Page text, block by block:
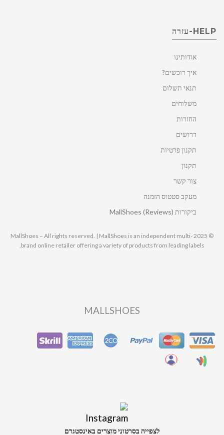
HELP-עזרה
אודותינו
איך רוכשים?
תנאי תשלום
משלוחים
החזרות
דרושים
תקנון פרטיות
תקנון
צור קשר
מעקב סטטוס הזמנה
ביקורות MallShoes (Reviews)
© 2025 MallShoes – All rights reserved. | MallShoes is an independent multi-
brand online retailer offering a variety of products from leading labels.
MALLSHOES
לצפייה בסרטוני מוצרים באינסטגרם